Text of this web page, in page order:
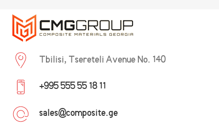
Tbilisi, Tsereteli Avenue No. 140
+995 555 55 18 11
sales@composite.ge